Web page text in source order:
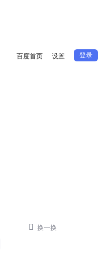
百度首页 设置 登录
 换一换